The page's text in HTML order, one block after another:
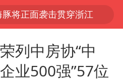
豚将正面袭击贯穿浙江
品一次性内裤 颜面尽失
视频丨中国东方电气集团原党组副书记、董事宋致远被查
列中房协“中
业500强”57位